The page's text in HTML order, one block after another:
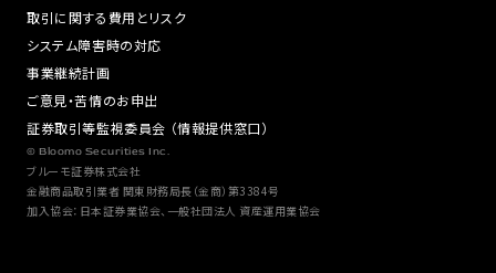
取引に関する費用とリスク
システム障害時の対応
事業継続計画
ご意見・苦情のお申出
証券取引等監視委員会 （情報提供窓口）
© Bloomo Securities Inc.
ブルーモ証券株式会社
金融商品取引業者 関東財務局長（金商）第3384号
加入協会：日本証券業協会、一般社団法人 資産運用業協会